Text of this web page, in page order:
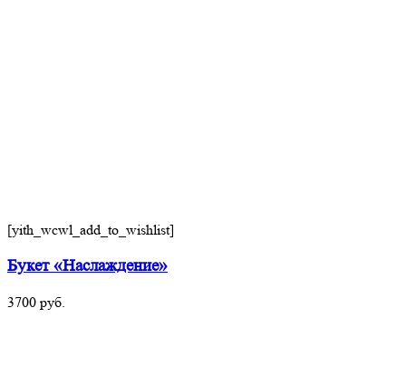
[yith_wcwl_add_to_wishlist]
Букет «Наслаждение»
3700 руб.